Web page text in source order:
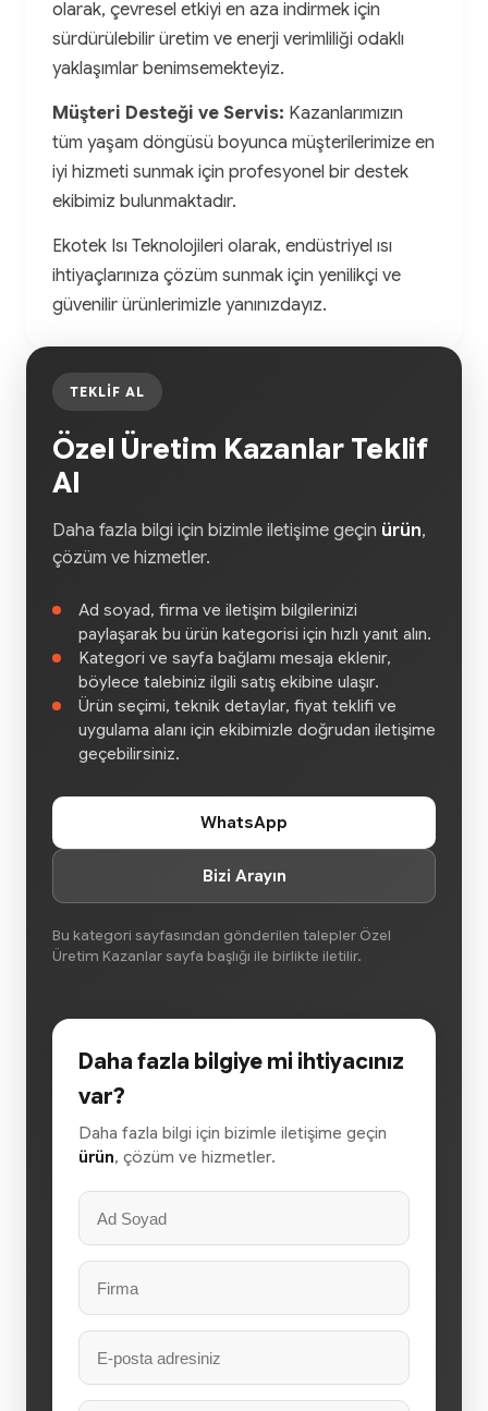
olarak, çevresel etkiyi en aza indirmek için
sürdürülebilir üretim ve enerji verimliliği odaklı
yaklaşımlar benimsemekteyiz.
Müşteri Desteği ve Servis: Kazanlarımızın
tüm yaşam döngüsü boyunca müşterilerimize en
iyi hizmeti sunmak için profesyonel bir destek
ekibimiz bulunmaktadır.
Ekotek Isı Teknolojileri olarak, endüstriyel ısı
ihtiyaçlarınıza çözüm sunmak için yenilikçi ve
güvenilir ürünlerimizle yanınızdayız.
TEKLIF AL
Özel Üretim Kazanlar Teklif
Al
Daha fazla bilgi için bizimle iletişime geçin ürün,
çözüm ve hizmetler.
Ad soyad, firma ve iletişim bilgilerinizi
paylaşarak bu ürün kategorisi için hızlı yanıt alın.
Kategori ve sayfa bağlamı mesaja eklenir,
böylece talebiniz ilgili satış ekibine ulaşır.
Ürün seçimi, teknik detaylar, fiyat teklifi ve
uygulama alanı için ekibimizle doğrudan iletişime
geçebilirsiniz.
WhatsApp
Bizi Arayın
Bu kategori sayfasından gönderilen talepler Özel
Üretim Kazanlar sayfa başlığı ile birlikte iletilir.
Daha fazla bilgiye mi ihtiyacınız
var?
Daha fazla bilgi için bizimle iletişime geçin
ürün, çözüm ve hizmetler.